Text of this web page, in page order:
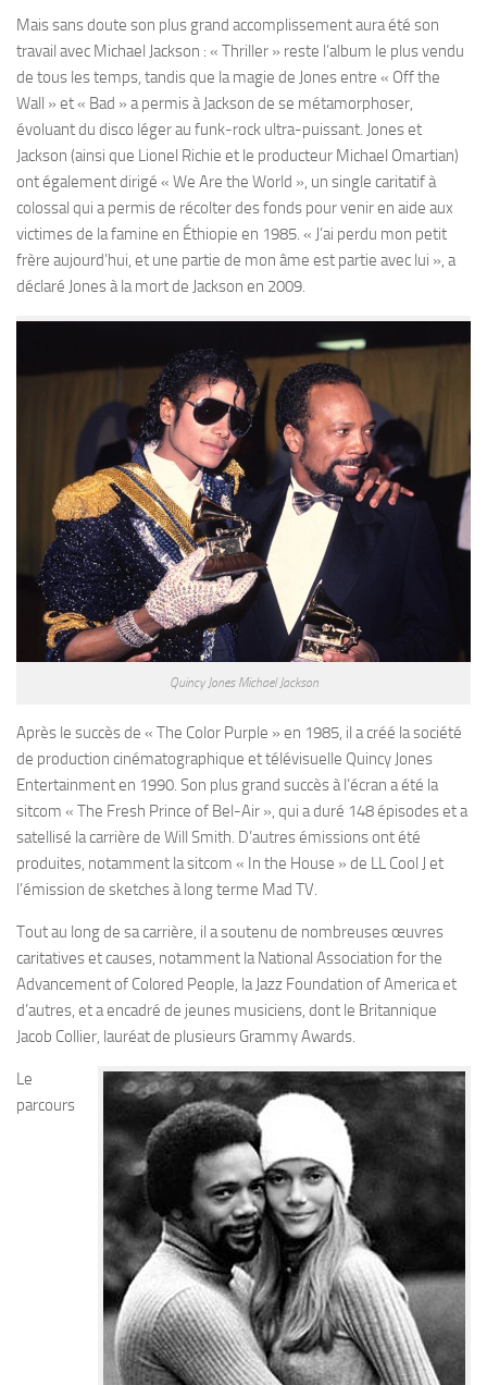
Mais sans doute son plus grand accomplissement aura été son
travail avec Michael Jackson : « Thriller » reste l’album le plus vendu
de tous les temps, tandis que la magie de Jones entre « Off the
Wall » et « Bad » a permis à Jackson de se métamorphoser,
évoluant du disco léger au funk-rock ultra-puissant. Jones et
Jackson (ainsi que Lionel Richie et le producteur Michael Omartian)
ont également dirigé « We Are the World », un single caritatif à
colossal qui a permis de récolter des fonds pour venir en aide aux
victimes de la famine en Éthiopie en 1985. « J’ai perdu mon petit
frère aujourd’hui, et une partie de mon âme est partie avec lui », a
déclaré Jones à la mort de Jackson en 2009.
Quincy Jones Michael Jackson
Après le succès de « The Color Purple » en 1985, il a créé la société
de production cinématographique et télévisuelle Quincy Jones
Entertainment en 1990. Son plus grand succès à l’écran a été la
sitcom « The Fresh Prince of Bel-Air », qui a duré 148 épisodes et a
satellisé la carrière de Will Smith. D’autres émissions ont été
produites, notamment la sitcom « In the House » de LL Cool J et
l’émission de sketches à long terme Mad TV.
Tout au long de sa carrière, il a soutenu de nombreuses œuvres
caritatives et causes, notamment la National Association for the
Advancement of Colored People, la Jazz Foundation of America et
d’autres, et a encadré de jeunes musiciens, dont le Britannique
Jacob Collier, lauréat de plusieurs Grammy Awards.
Le
parcours